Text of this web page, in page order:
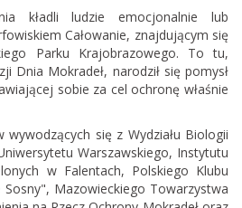
kładli ludzie emocjonalnie lub
Całowanie, znajdującym się
Parku Krajobrazowego. To tu,
Dnia Mokradeł, narodził się pomysł
sobie za cel ochronę właśnie
wywodzących się z Wydziału Biologii
Warszawskiego, Instytutu
w Falentach, Polskiego Klubu
Mazowieckiego Towarzystwa